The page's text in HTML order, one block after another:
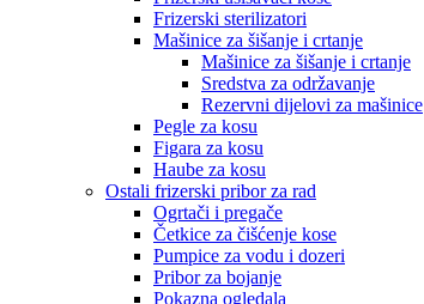
Frizerski sterilizatori
Mašinice za šišanje i crtanje
Mašinice za šišanje i crtanje
Sredstva za održavanje
Rezervni dijelovi za mašinice
Pegle za kosu
Figara za kosu
Haube za kosu
Ostali frizerski pribor za rad
Ogrtači i pregače
Četkice za čišćenje kose
Pumpice za vodu i dozeri
Pribor za bojanje
Pokazna ogledala